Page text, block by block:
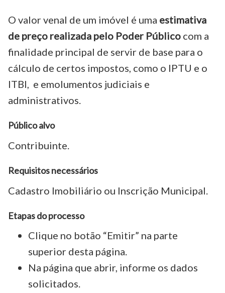
O valor venal de um imóvel é uma estimativa
de preço realizada pelo Poder Público com a
finalidade principal de servir de base para o
cálculo de certos impostos, como o IPTU e o
ITBI, e emolumentos judiciais e
administrativos.
Público alvo
Contribuinte.
Requisitos necessários
Cadastro Imobiliário ou Inscrição Municipal.
Etapas do processo
Clique no botão “Emitir” na parte
superior desta página.
Na página que abrir, informe os dados
solicitados.